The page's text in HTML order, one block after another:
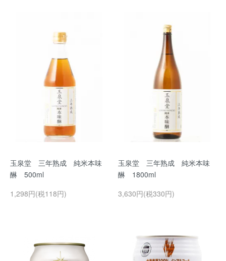
玉泉堂 三年熟成 純米本味
醂 500ml
1,298円(税118円)
玉泉堂 三年熟成 純米本味
醂 1800ml
3,630円(税330円)